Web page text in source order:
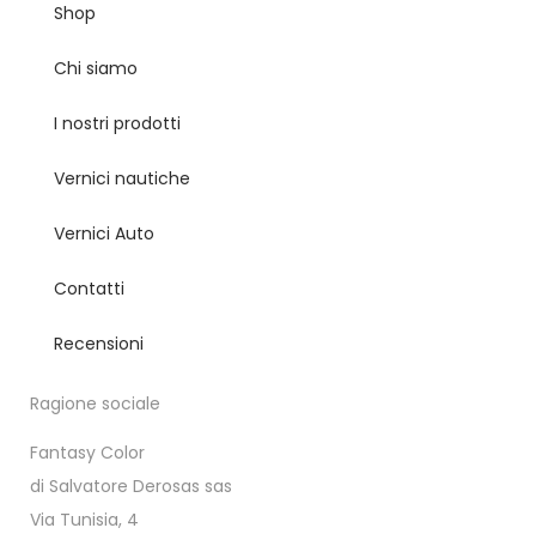
Shop
Chi siamo
I nostri prodotti
Vernici nautiche
Vernici Auto
Contatti
Recensioni
Ragione sociale
Fantasy Color
di Salvatore Derosas sas
Via Tunisia, 4